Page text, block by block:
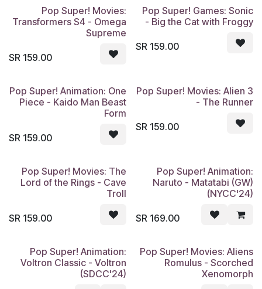
Pop Super! Games: Sonic
- Big the Cat with Froggy
159.00
Pop Super! Movies:
Transformers S4 - Omega
Supreme
159.00
Pop Super! Movies: Alien 3
- The Runner
159.00
Pop Super! Animation: One
Piece - Kaido Man Beast
Form
159.00
Pop Super! Animation:
Naruto - Matatabi (GW)
(NYCC'24)
169.00
Pop Super! Movies: The
Lord of the Rings - Cave
Troll
159.00
Pop Super! Movies: Aliens
Romulus - Scorched
Xenomorph
Pop Super! Animation:
Voltron Classic - Voltron
(SDCC'24)